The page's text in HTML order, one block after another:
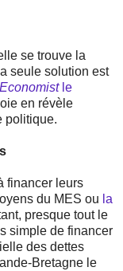
se trouve la
seule solution est
le
en révèle
politique.
financer leurs
du MES ou la
presque tout le
simple de financer
des dettes
Bretagne le